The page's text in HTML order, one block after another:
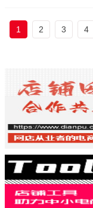
1 2 3 4